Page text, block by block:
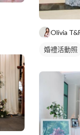
Olivia
婚禮活動照